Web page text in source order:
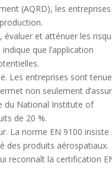
(AQRD), les
et atténuer les
que l’application
Les entreprises sont
non seulement
du National Institute of
de 20 %.
La norme EN 9100 insiste
des produits aérospatiaux.
reconnaît la certification